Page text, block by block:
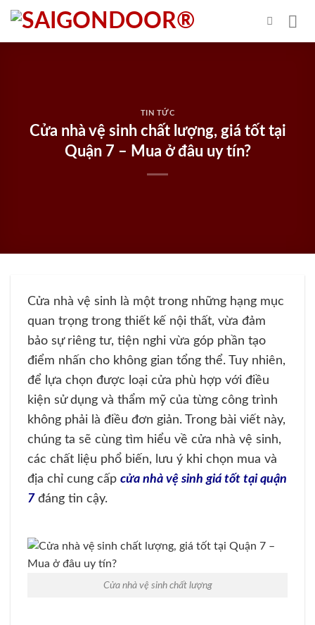
Skip
content
TIN TỨC
Cửa nhà vệ sinh chất lượng, giá tốt tại
Quận 7 – Mua ở đâu uy tín?
Cửa nhà vệ sinh là một trong những hạng mục
quan trọng trong thiết kế nội thất, vừa đảm
bảo sự riêng tư, tiện nghi vừa góp phần tạo
điểm nhấn cho không gian tổng thể. Tuy nhiên,
để lựa chọn được loại cửa phù hợp với điều
kiện sử dụng và thẩm mỹ của từng công trình
không phải là điều đơn giản. Trong bài viết này,
chúng ta sẽ cùng tìm hiểu về cửa nhà vệ sinh,
các chất liệu phổ biến, lưu ý khi chọn mua và
địa chỉ cung cấp cửa nhà vệ sinh giá tốt tại quận
7 đáng tin cậy.
Cửa nhà vệ sinh chất lượng